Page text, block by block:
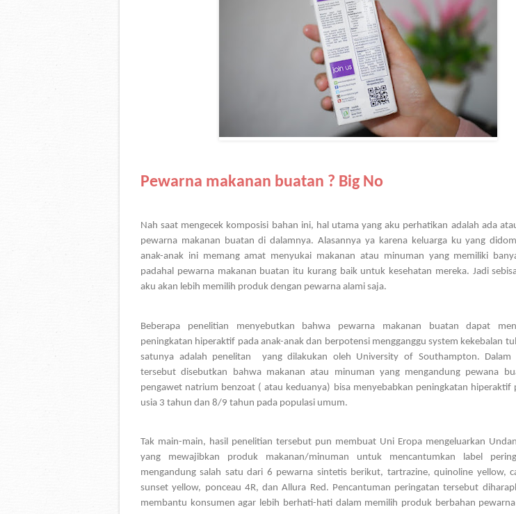
Pewarna makanan buatan ? Big No
Nah saat mengecek komposisi bahan ini, hal utama yang aku perhatikan adalah ada
pewarna makanan buatan di dalamnya. Alasannya ya karena keluarga ku yang
anak-anak ini memang amat menyukai makanan atau minuman yang memiliki
padahal pewarna makanan buatan itu kurang baik untuk kesehatan mereka. Jadi
aku akan lebih memilih produk dengan pewarna alami saja.
Beberapa penelitian menyebutkan bahwa pewarna makanan buatan dapat
peningkatan hiperaktif pada anak-anak dan berpotensi mengganggu system kekebalan
satunya adalah penelitan  yang dilakukan oleh University of Southampton. Dalam
tersebut disebutkan bahwa makanan atau minuman yang mengandung pewana
pengawet natrium benzoat ( atau keduanya) bisa menyebabkan peningkatan hiperaktif
usia 3 tahun dan 8/9 tahun pada populasi umum.
Tak main-main, hasil penelitian tersebut pun membuat Uni Eropa mengeluarkan
yang mewajibkan produk makanan/minuman untuk mencantumkan label
mengandung salah satu dari 6 pewarna sintetis berikut, tartrazine, quinoline yellow,
sunset yellow, ponceau 4R, dan Allura Red. Pencantuman peringatan tersebut
membantu konsumen agar lebih berhati-hati dalam memilih produk berbahan